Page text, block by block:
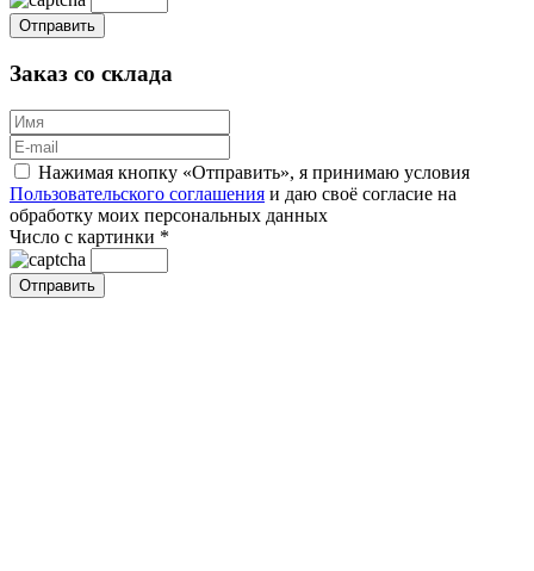
Заказ со склада
Нажимая кнопку «Отправить», я принимаю условия
Пользовательского соглашения и даю своё согласие на
обработку моих персональных данных
Число с картинки *